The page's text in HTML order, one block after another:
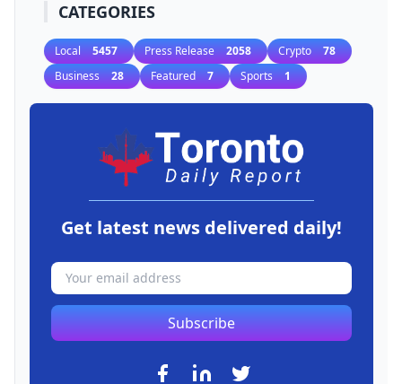
CATEGORIES
Local 5457 Press Release 2058 Crypto 78
Business 28 Featured 7 Sports 1
Get latest news delivered daily!
Subscribe